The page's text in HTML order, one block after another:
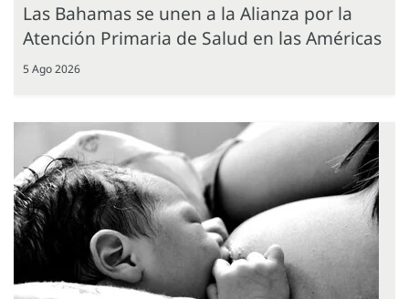
Las Bahamas se unen a la Alianza por la
Atención Primaria de Salud en las Américas
5 Ago 2026